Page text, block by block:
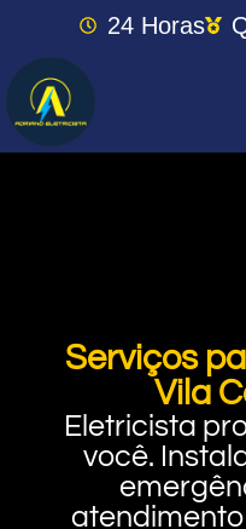
24 Horas
Serviços
Vila
Eletricista
você.